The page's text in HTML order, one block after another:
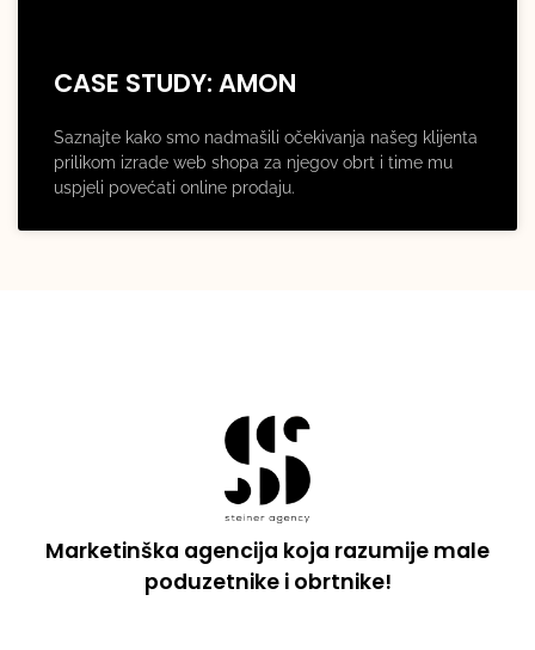
CASE STUDY: AMON
Saznajte kako smo nadmašili očekivanja našeg klijenta
prilikom izrade web shopa za njegov obrt i time mu
uspjeli povećati online prodaju.
Marketinška agencija koja razumije male
poduzetnike i obrtnike!